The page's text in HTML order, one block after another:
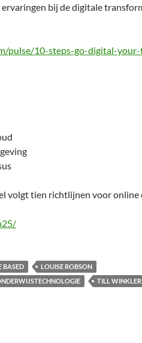
bij de digitale
pulse/10-steps-go-digital-your-
volgt tien richtlijnen voor online
BASED
LOUISE ROBSON
TILL WINKLER